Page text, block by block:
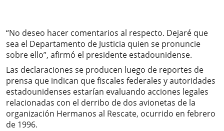
“No deseo hacer comentarios al respecto. Dejaré que
sea el Departamento de Justicia quien se pronuncie
sobre ello”, afirmó el presidente estadounidense.
Las declaraciones se producen luego de reportes de
prensa que indican que fiscales federales y autoridades
estadounidenses estarían evaluando acciones legales
relacionadas con el derribo de dos avionetas de la
organización Hermanos al Rescate, ocurrido en febrero
de 1996.